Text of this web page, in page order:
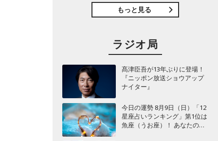
もっと見る
ラジオ局
髙津臣吾が13年ぶりに登場！
『ニッポン放送ショウアップ
ナイター』
今日の運勢 8月9日（日）「12
星座占いランキング」第1位は
魚座（うお座）！ あなたの星